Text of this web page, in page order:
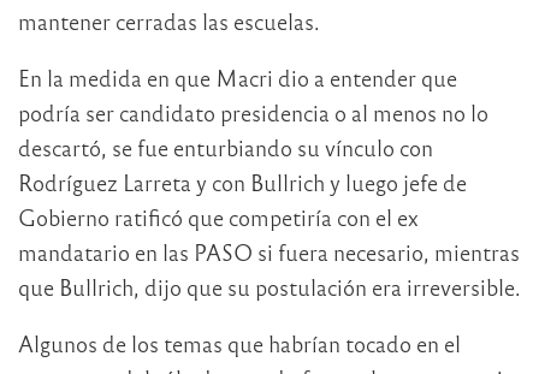
mantener cerradas las escuelas.
En la medida en que Macri dio a entender que
podría ser candidato presidencia o al menos no lo
descartó, se fue enturbiando su vínculo con
Rodríguez Larreta y con Bullrich y luego jefe de
Gobierno ratificó que competiría con el ex
mandatario en las PASO si fuera necesario, mientras
que Bullrich, dijo que su postulación era irreversible.
Algunos de los temas que habrían tocado en el